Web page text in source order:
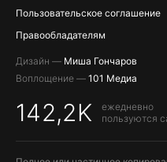
Пользовательское соглашение
Правообладателям
Дизайн — Миша Гончаров
Воплощение — 101 Медиа
142,2K
ежедневно
пользуются